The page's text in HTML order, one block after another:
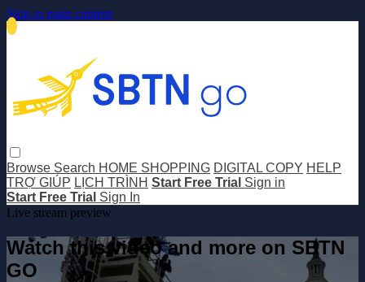
Skip to main content
Browse Search HOME SHOPPING DIGITAL COPY HELP
TRỢ GIÚP LỊCH TRÌNH Start Free Trial Sign in
Start Free Trial Sign In
Live stream preview
Watch this video and more on SBTN
GO